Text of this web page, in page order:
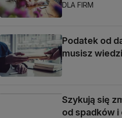
DLA FIRM
Podatek od
musisz
Szykują się
od spadków